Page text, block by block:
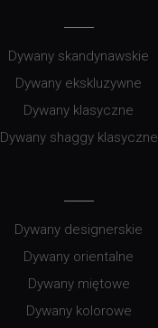
Dywany skandynawskie
Dywany ekskluzywne
Dywany klasyczne
Dywany shaggy klasyczne
Dywany designerskie
Dywany orientalne
Dywany miętowe
Dywany kolorowe